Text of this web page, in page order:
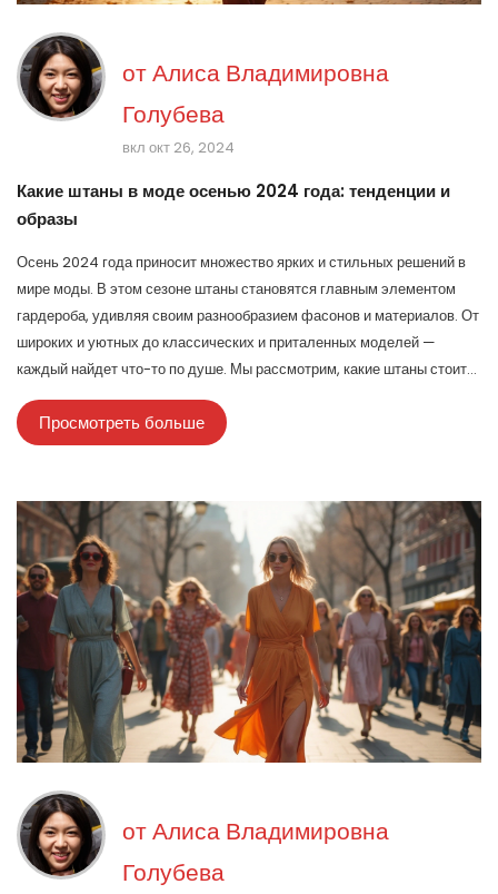
отАлиса Владимировна
Голубева
вкл окт 26, 2024
Какие штаны в моде осенью 2024 года: тенденции и
образы
Осень 2024 года приносит множество ярких и стильных решений в
мире моды. В этом сезоне штаны становятся главным элементом
гардероба, удивляя своим разнообразием фасонов и материалов. От
широких и уютных до классических и приталенных моделей —
каждый найдет что-то по душе. Мы рассмотрим, какие штаны стоит
носить этой осенью, как их сочетать с другими элементами одежды
и какие тренды стоит взять на заметку.
Просмотреть больше
отАлиса Владимировна
Голубева